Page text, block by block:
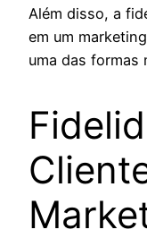
Além disso, a
em um
uma das formas